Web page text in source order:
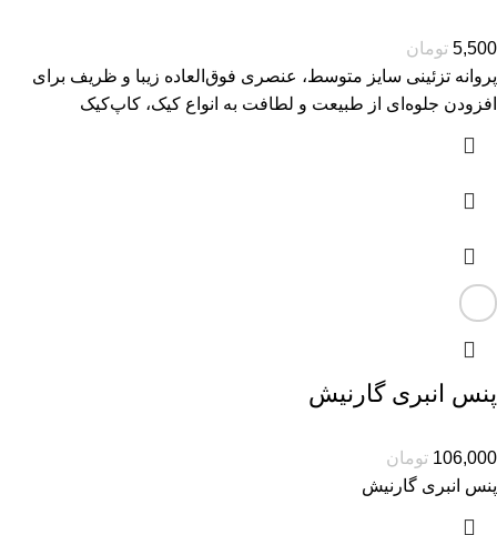
5,500 تومان
پروانه تزئینی سایز متوسط، عنصری فوق‌العاده زیبا و ظریف برای
افزودن جلوه‌ای از طبیعت و لطافت به انواع کیک، کاپ‌کیک
پنس انبری گارنیش
106,000 تومان
پنس انبری گارنیش